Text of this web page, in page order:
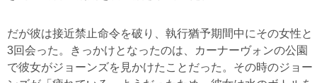
だが彼は接近禁止命令を破り、執行猶予期間中にその女性と
3回会った。きっかけとなったのは、カーナーヴォンの公園
で彼女がジョーンズを見かけたことだった。その時のジョー